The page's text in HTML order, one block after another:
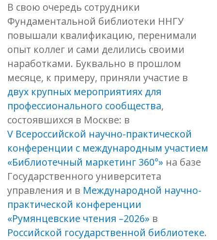
В свою очередь сотрудники
Фундаментальной библиотеки ННГУ
повышали квалификацию, перенимали
опыт коллег и сами делились своими
наработками. Буквально в прошлом
месяце, к примеру, приняли участие в
двух крупных мероприятиях для
профессионального сообщества,
состоявшихся в Москве: в
V Всероссийской научно-практической
конференции с международным участием
«Библиотечный маркетинг 360°» на базе
Государственного университета
управления и в Международной научно-
практической конференции
«Румянцевские чтения –2026» в
Российской государственной библиотеке.